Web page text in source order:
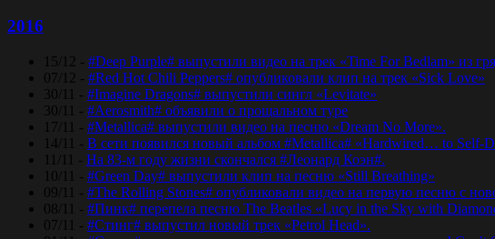
2016
15/12 - #Deep Purple# выпустили видео на трек «Time For Bedlam» из
07/12 - #Red Hot Chili Peppers# опубликовали клип на трек «Sick Love»
30/11 - #Imagine Dragons# выпустили сингл «Levitate»
30/11 - #Aerosmith# объявили о прощальном туре
17/11 - #Metallica# выпустили видео на песню «Dream No More».
14/11 - В сети появился новый альбом #Metallica# «Hardwired… to Self-
11/11 - На 83-м году жизни скончался #Леонард Коэн#.
10/11 - #Green Day# выпустили клип на песню «Still Breathing»
09/11 - #The Rolling Stones# опубликовали видео на первую песню с
08/11 - #Пинк# перепела песню The Beatles «Lucy in the Sky with
07/11 - #Стинг# выпустил новый трек «Petrol Head».